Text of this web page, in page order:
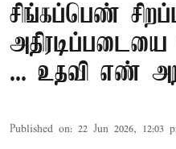
சிங்கப்பெண்
... உதவி எண்
Published on: 22 Jun 2026, 12:03